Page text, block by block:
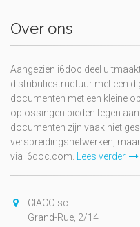
Over ons
Aangezien i6doc deel
distributiestructuur met een
documenten met een kleine
oplossingen bieden tegen
documenten zijn vaak niet
verspreidingsnetwerken,
via i6doc.com. Lees verder
CIACO sc
Grand-Rue, 2/14